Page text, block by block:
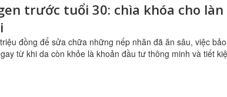
trước tuổi 30: chìa khóa cho làn
đồng để sửa chữa những nếp nhăn đã ăn sâu, việc bảo
từ khi da còn khỏe là khoản đầu tư thông minh và tiết